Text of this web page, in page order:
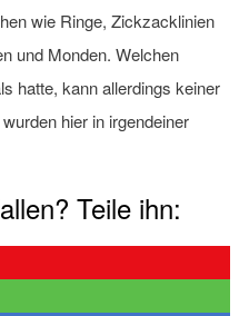
wie Ringe, Zickzacklinien
und Monden. Welchen
hatte, kann allerdings keiner
hier in irgendeiner
Teile ihn: